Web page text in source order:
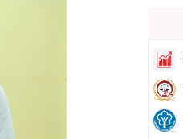
ưu tiên dùng hàng Việt Nam